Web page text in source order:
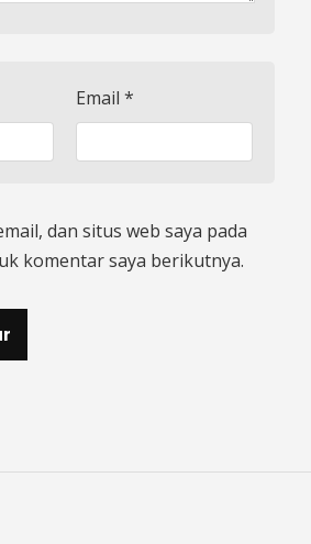
Email *
dan situs web saya pada
komentar saya berikutnya.